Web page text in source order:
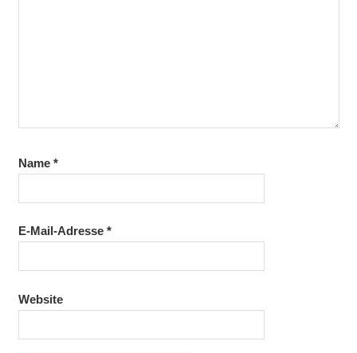
Name *
E-Mail-Adresse *
Website